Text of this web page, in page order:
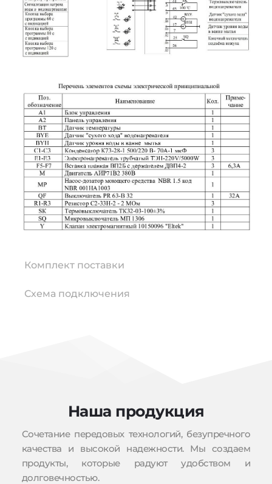
Комплект поставки
Схема подключения
Наша продукция
Сочетание передовых технологий, безупречного
качества и высокой надежности. Мы создаем
продукты, которые радуют удобством и
долговечностью.